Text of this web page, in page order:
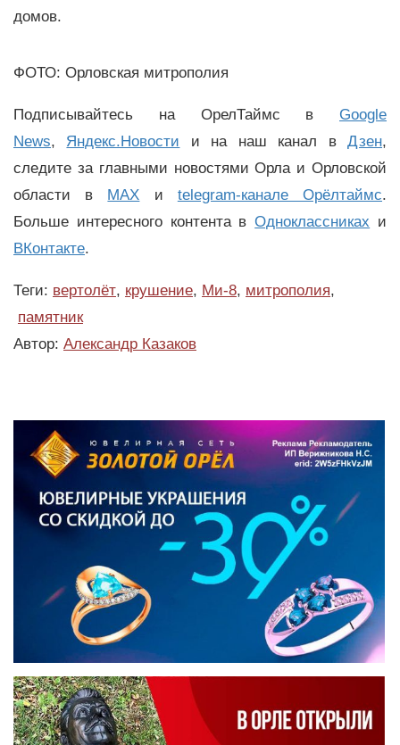
домов.
ФОТО: Орловская митрополия
Подписывайтесь на ОрелТаймс в Google
News, Яндекс.Новости и на наш канал вДзен,
следите за главными новостями Орла и Орловской
области в MAX и telegram-канале Орёлтаймс.
Больше интересного контента вОдноклассниках и
ВКонтакте.
Теги: вертолёт, крушение, Ми-8, митрополия,
памятник
Автор: Александр Казаков